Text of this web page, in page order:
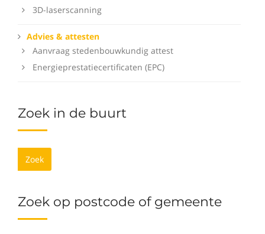
3D-laserscanning
Advies & attesten
Aanvraag stedenbouwkundig attest
Energieprestatiecertificaten (EPC)
Zoek in de buurt
Zoek
Zoek op postcode of gemeente